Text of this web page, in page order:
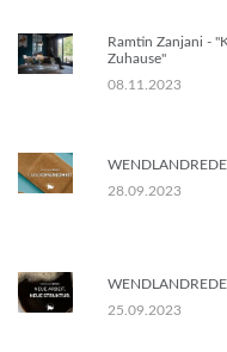
Ramtin Zanjani -
Zuhause"
08.11.2023
28.09.2023
25.09.2023